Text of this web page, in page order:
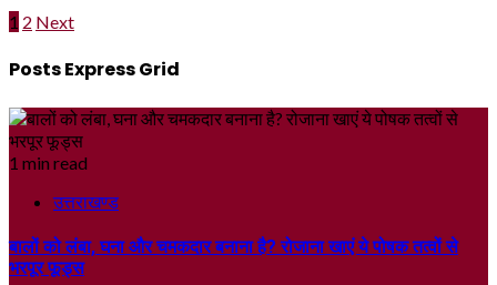
1 2 Next
Posts Express Grid
1 min read
उत्तराखण्ड
बालों को लंबा, घना और चमकदार बनाना है? रोजाना खाएं ये पोषक तत्वों से
भरपूर फूड्स